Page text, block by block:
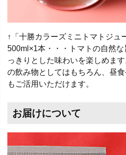
↑「十勝カラーズミニトマトジュ
500ml×1本・・・トマトの自然
っきりとした味わいを楽しめま
の飲み物としてはもちろん、昼
もご活用いただけます。
お届けについて